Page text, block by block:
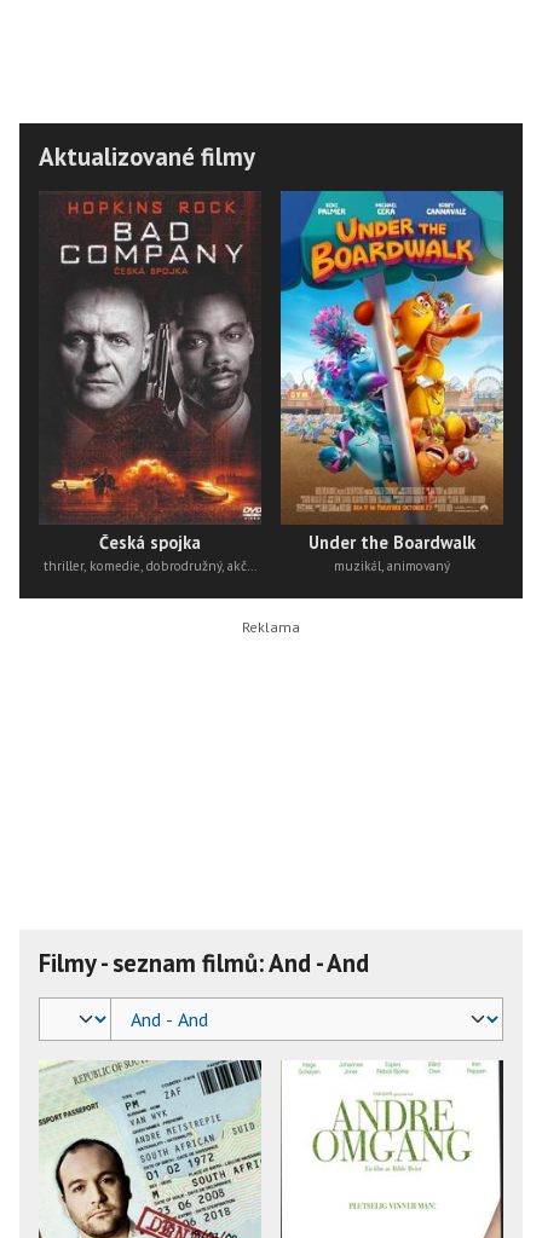
Aktualizované filmy
Česká spojka
thriller, komedie, dobrodružný, akční
Under the Boardwalk
muzikál, animovaný
Filmy - seznam filmů: And - And